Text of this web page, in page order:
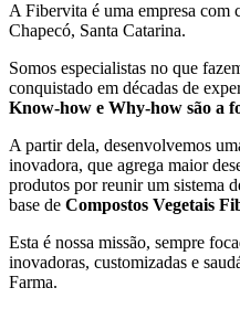
A Fibervita é uma empresa com
Chapecó, Santa Catarina.
Somos especialistas no que
conquistado em décadas de
Know-how e Why-how são a
A partir dela, desenvolvemos
inovadora, que agrega maior
produtos por reunir um sistema
base de Compostos Vegetais
Esta é nossa missão, sempre
inovadoras, customizadas e
Farma.